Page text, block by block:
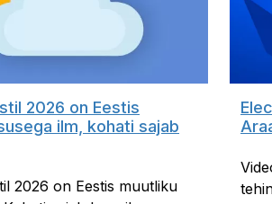
2026 on Eestis
ilm, kohati sajab
2026 on Eestis muutliku